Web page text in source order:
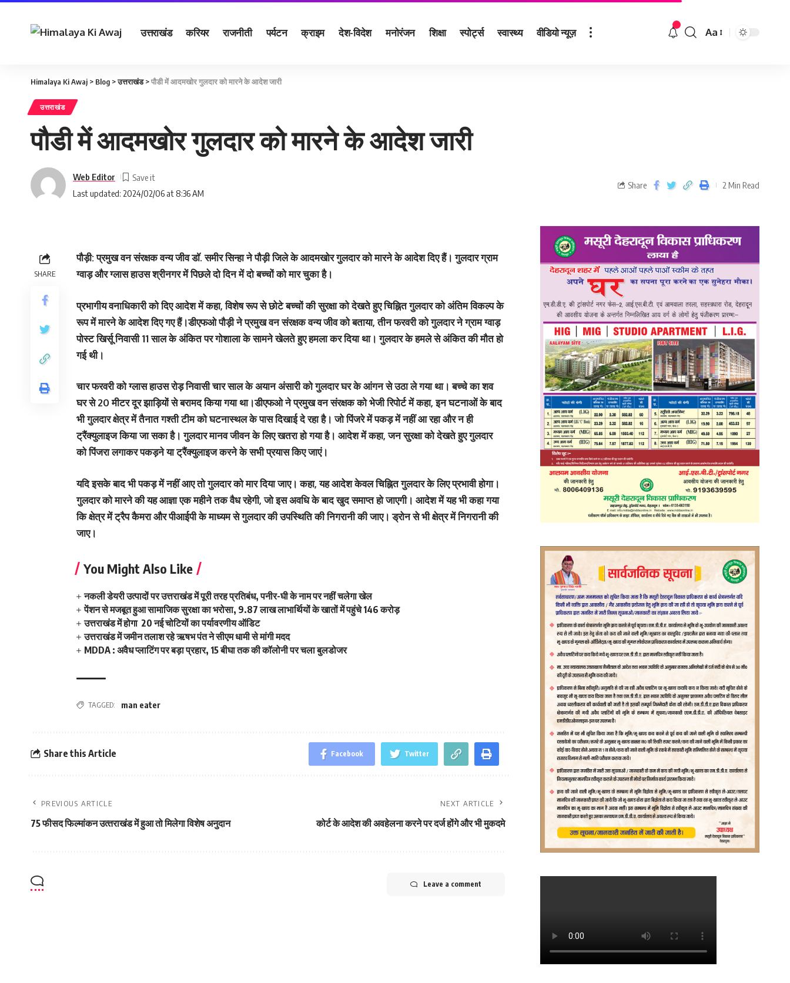
उत्तराखंड करियर राजनीती पर्यटन क्राइम देश-विदेश मनोरंजन शिक्षा स्पोर्ट्स स्वास्थ्य वीडियो न्यूज़ Aa
Himalaya Ki Awaj > Blog >उत्तराखंड>पौडी में आदमखोर गुलदार को मारने के आदेश जारी
उत्तराखंड
पौडी में आदमखोर गुलदार को मारने के आदेश जारी
Last updated: 2024/02/06 at 8:36 AM
Web Editor
Share 2 Min Read
SHARE
पौड़ी: प्रमुख वन संरक्षक वन्य जीव डाॅ. समीर सिन्हा ने पौड़ी जिले के आदमखोर गुलदार को मारने के आदेश दिए हैं। गुलदार ग्राम
ग्वाड़ और ग्लास हाउस श्रीनगर में पिछले दो दिन में दो बच्चों को मार चुका है।
प्रभागीय वनाधिकारी को दिए आदेश में कहा, विशेष रूप से छोटे बच्चों की सुरक्षा को देखते हुए चिह्नित गुलदार को अंतिम विकल्प के
रूप में मारने के आदेश दिए गए हैं।डीएफओ पौड़ी ने प्रमुख वन संरक्षक वन्य जीव को बताया, तीन फरवरी को गुलदार ने ग्राम ग्वाड़
पोस्ट खिर्सू निवासी 11 साल के अंकित पर गोशाला के सामने खेलते हुए हमला कर दिया था। गुलदार के हमले से अंकित की मौत हो
गई थी।
चार फरवरी को ग्लास हाउस रोड़ निवासी चार साल के अयान अंसारी को गुलदार घर के आंगन से उठा ले गया था। बच्चे का शव
घर से 20 मीटर दूर झाड़ियों से बरामद किया गया था।डीएफओ ने प्रमुख वन संरक्षक को भेजी रिपोर्ट में कहा, इन घटनाओं के बाद
भी गुलदार क्षेत्र में तैनात गश्ती टीम को घटनास्थल के पास दिखाई दे रहा है। जो पिंजरे में पकड़ में नहीं आ रहा और न ही
ट्रैंक्युलाइज किया जा सका है। गुलदार मानव जीवन के लिए खतरा हो गया है। आदेश में कहा, जन सुरक्षा को देखते हुए गुलदार
को पिंजरा लगाकर पकड़ने या ट्रैंक्युलाइज करने के सभी प्रयास किए जाएं।
यदि इसके बाद भी पकड़ में नहीं आए तो गुलदार को मार दिया जाए। कहा, यह आदेश केवल चिह्नित गुलदार के लिए प्रभावी होगा।
गुलदार को मारने की यह आज्ञा एक महीने तक वैध रहेगी, जो इस अवधि के बाद खुद समाप्त हो जाएगी। आदेश में यह भी कहा गया
कि क्षेत्र में ट्रैप कैमरा और पीआईपी के माध्यम से गुलदार की उपस्थिति की निगरानी की जाए। ड्रोन से भी क्षेत्र में निगरानी की
जाए।
You Might Also Like
नकली डेयरी उत्पादों पर उत्तराखंड में पूरी तरह प्रतिबंध, पनीर-घी के नाम पर नहीं चलेगा खेल
पेंशन से मजबूत हुआ सामाजिक सुरक्षा का भरोसा, 9.87 लाख लाभार्थियों के खातों में पहुंचे 146 करोड़
उत्तराखंड में होगा 20 नई चोटियों का पर्यावरणीय ऑडिट
उत्तराखंड में जमीन तलाश रहे ऋषभ पंत ने सीएम धामी से मांगी मदद
MDDA : अवैध प्लाटिंग पर बड़ा प्रहार, 15 बीघा तक की कॉलोनी पर चला बुलडोजर
TAGGED: man eater
Share this Article Facebook Twitter
PREVIOUS ARTICLE
75 फीसद फिल्‍मांकन उत्‍तराखंड में हुआ तो मिलेगा विशेष अनुदान
NEXT ARTICLE
कोर्ट के आदेश की अवहेलना करने पर दर्ज होंगे और भी मुकदमे
Leave a comment